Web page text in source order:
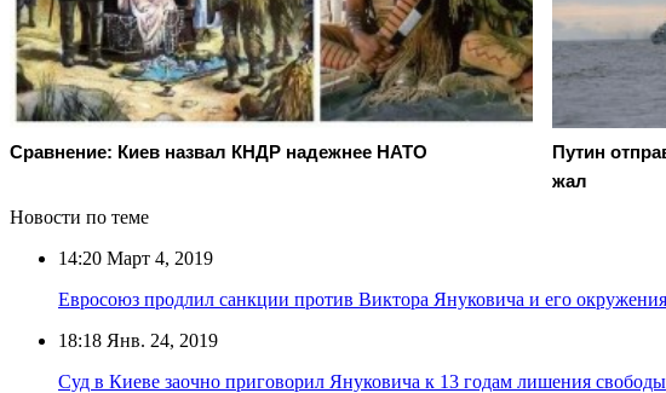
Сравнение: Киев назвал КНДР надежнее НАТО
Путин
жал
Новости по теме
14:20 Март 4, 2019
Евросоюз продлил санкции против Виктора Януковича и его окружения
18:18 Янв. 24, 2019
Суд в Киеве заочно приговорил Януковича к 13 годам лишения свободы